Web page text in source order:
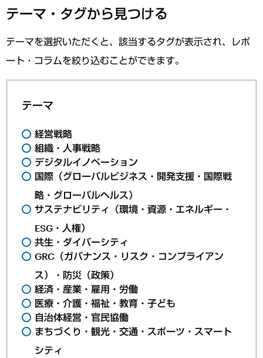
テーマ・タグから見つける
テーマを選択いただくと、該当するタグが表示され、レポ
ート・コラムを絞り込むことができます。
テーマ
経営戦略
組織・人事戦略
デジタルイノベーション
国際（グローバルビジネス・開発支援・国際戦
略・グローバルヘルス）
サステナビリティ（環境・資源・エネルギー・
ESG・人権）
共生・ダイバーシティ
GRC（ガバナンス・リスク・コンプライアン
ス）・防災（政策）
経済・産業・雇用・労働
医療・介護・福祉・教育・子ども
自治体経営・官民協働
まちづくり・観光・交通・スポーツ・スマート
シティ